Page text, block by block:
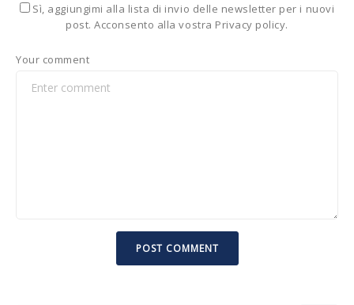
Sì, aggiungimi alla lista di invio delle newsletter per i nuovi
post. Acconsento alla vostra Privacy policy.
Your comment